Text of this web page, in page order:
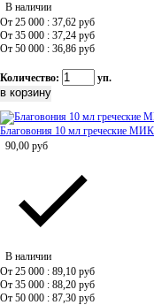
В наличии
От 25 000 : 37,62 руб
От 35 000 : 37,24 руб
От 50 000 : 36,86 руб
Количество: уп.
Благовония 10 мл греческие
90,00 руб
В наличии
От 25 000 : 89,10 руб
От 35 000 : 88,20 руб
От 50 000 : 87,30 руб